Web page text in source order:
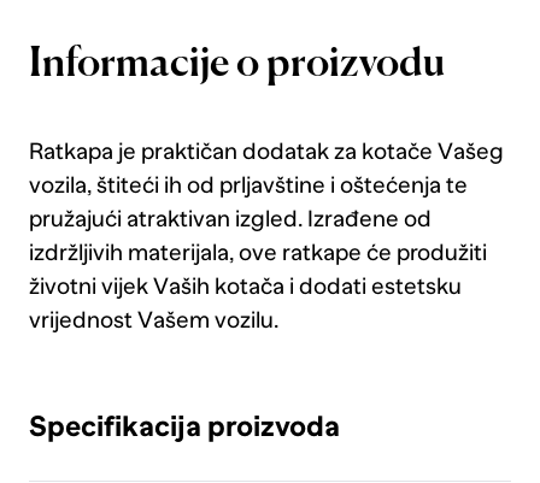
Informacije o proizvodu
Ratkapa je praktičan dodatak za kotače Vašeg
vozila, štiteći ih od prljavštine i oštećenja te
pružajući atraktivan izgled. Izrađene od
izdržljivih materijala, ove ratkape će produžiti
životni vijek Vaših kotača i dodati estetsku
vrijednost Vašem vozilu.
Specifikacija proizvoda